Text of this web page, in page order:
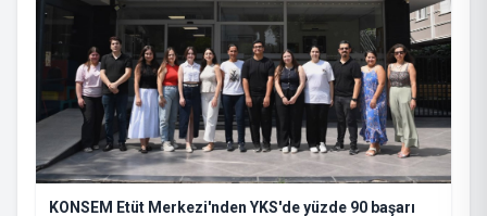
KONSEM Etüt Merkezi'nden YKS'de yüzde 90 başarı